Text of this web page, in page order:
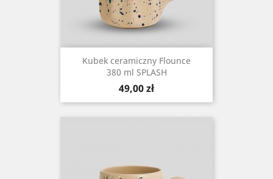
Kubek ceramiczny Flounce
380 ml SPLASH
Cena
49,00 zł